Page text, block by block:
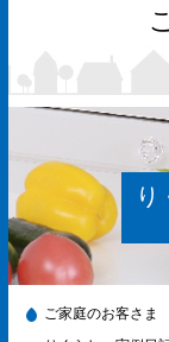
ご家庭のお客さま